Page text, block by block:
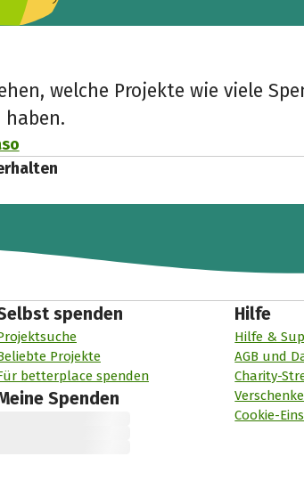
welche Projekte wie viele
spenden
Projekte
betterplace spenden
Spenden
Hilfe
Hilfe &
AGB und
Charity-
Cookie-